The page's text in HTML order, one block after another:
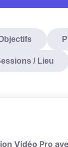
/ Lieu
Vidéo Pro